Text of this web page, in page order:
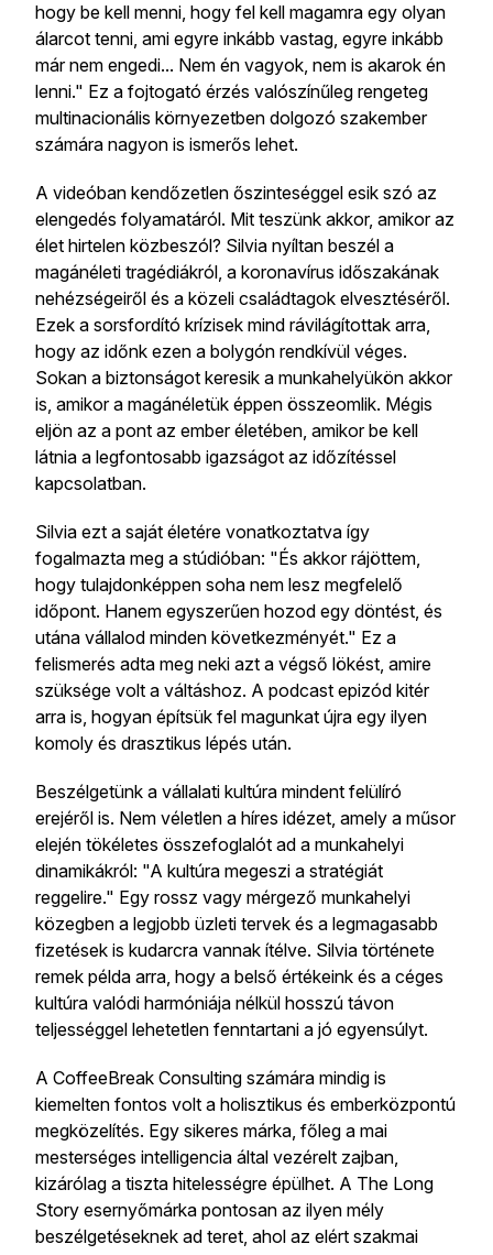
hogy be kell menni, hogy fel kell magamra egy olyan
álarcot tenni, ami egyre inkább vastag, egyre inkább
már nem engedi... Nem én vagyok, nem is akarok én
lenni." Ez a fojtogató érzés valószínűleg rengeteg
multinacionális környezetben dolgozó szakember
számára nagyon is ismerős lehet.
A videóban kendőzetlen őszinteséggel esik szó az
elengedés folyamatáról. Mit teszünk akkor, amikor az
élet hirtelen közbeszól? Silvia nyíltan beszél a
magánéleti tragédiákról, a koronavírus időszakának
nehézségeiről és a közeli családtagok elvesztéséről.
Ezek a sorsfordító krízisek mind rávilágítottak arra,
hogy az időnk ezen a bolygón rendkívül véges.
Sokan a biztonságot keresik a munkahelyükön akkor
is, amikor a magánéletük éppen összeomlik. Mégis
eljön az a pont az ember életében, amikor be kell
látnia a legfontosabb igazságot az időzítéssel
kapcsolatban.
Silvia ezt a saját életére vonatkoztatva így
fogalmazta meg a stúdióban: "És akkor rájöttem,
hogy tulajdonképpen soha nem lesz megfelelő
időpont. Hanem egyszerűen hozod egy döntést, és
utána vállalod minden következményét." Ez a
felismerés adta meg neki azt a végső lökést, amire
szüksége volt a váltáshoz. A podcast epizód kitér
arra is, hogyan építsük fel magunkat újra egy ilyen
komoly és drasztikus lépés után.
Beszélgetünk a vállalati kultúra mindent felülíró
erejéről is. Nem véletlen a híres idézet, amely a műsor
elején tökéletes összefoglalót ad a munkahelyi
dinamikákról: "A kultúra megeszi a stratégiát
reggelire." Egy rossz vagy mérgező munkahelyi
közegben a legjobb üzleti tervek és a legmagasabb
fizetések is kudarcra vannak ítélve. Silvia története
remek példa arra, hogy a belső értékeink és a céges
kultúra valódi harmóniája nélkül hosszú távon
teljességgel lehetetlen fenntartani a jó egyensúlyt.
A CoffeeBreak Consulting számára mindig is
kiemelten fontos volt a holisztikus és emberközpontú
megközelítés. Egy sikeres márka, főleg a mai
mesterséges intelligencia által vezérelt zajban,
kizárólag a tiszta hitelességre épülhet. A The Long
Story esernyőmárka pontosan az ilyen mély
beszélgetéseknek ad teret, ahol az elért szakmai